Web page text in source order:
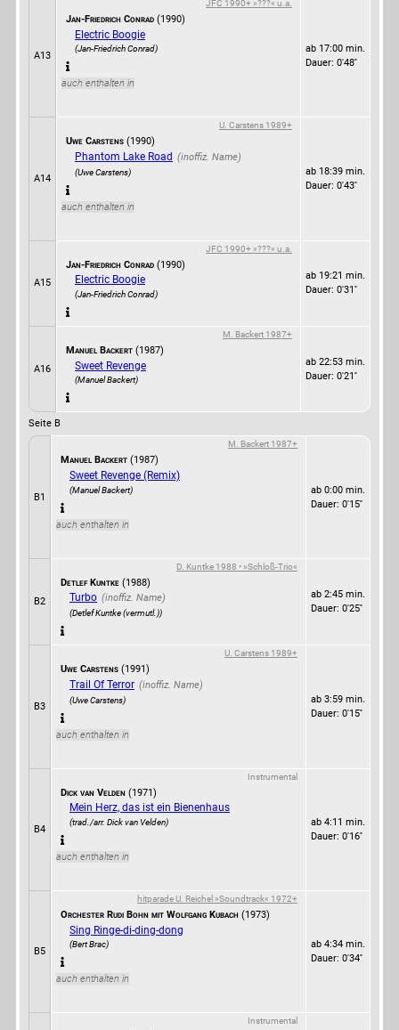
A13
JFC 1990+ »???« u.a.
Jan-Friedrich Conrad (1990)
Electric Boogie
(Jan-Friedrich Conrad)
auch enthalten in
ab 17:00 min.
Dauer: 0'48''
A14
U. Carstens 1989+
Uwe Carstens (1990)
Phantom Lake Road
(Uwe Carstens)
auch enthalten in
ab 18:39 min.
Dauer: 0'43''
A15
JFC 1990+ »???« u.a.
Jan-Friedrich Conrad (1990)
Electric Boogie
(Jan-Friedrich Conrad)
ab 19:21 min.
Dauer: 0'31''
A16
M. Backert 1987+
Manuel Backert (1987)
Sweet Revenge
(Manuel Backert)
ab 22:53 min.
Dauer: 0'21''
Seite B
B1
M. Backert 1987+
Manuel Backert (1987)
Sweet Revenge (Remix)
(Manuel Backert)
auch enthalten in
ab 0:00 min.
Dauer: 0'15''
B2
D. Kuntke 1988 • »Schloß-Trio«
Detlef Kuntke (1988)
Turbo
(Detlef Kuntke (vermutl.))
ab 2:45 min.
Dauer: 0'25''
B3
U. Carstens 1989+
Uwe Carstens (1991)
Trail Of Terror
(Uwe Carstens)
auch enthalten in
ab 3:59 min.
Dauer: 0'15''
B4
Instrumental
Dick van Velden (1971)
Mein Herz, das ist ein Bienenhaus
(trad./arr. Dick van Velden)
auch enthalten in
ab 4:11 min.
Dauer: 0'16''
B5
hitparade U. Reichel »Soundtrack« 1972+
Orchester Rudi Bohn mit Wolfgang Kubach (1973)
Sing Ringe-di-ding-dong
(Bert Brac)
auch enthalten in
ab 4:34 min.
Dauer: 0'34''
Instrumental